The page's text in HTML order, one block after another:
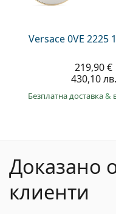
Versace 0VE 2225
219,90 €
430,10 лв.
Безплатна доставка&
Доказано
клиенти